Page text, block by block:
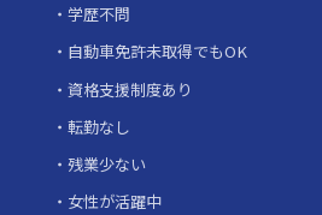
学歴不問
自動車免許未取得でもOK
資格支援制度あり
転勤なし
残業少ない
女性が活躍中